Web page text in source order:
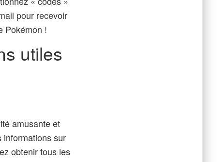
pour recevoir
Pokémon !
utiles
amusante et
informations sur
obtenir tous les